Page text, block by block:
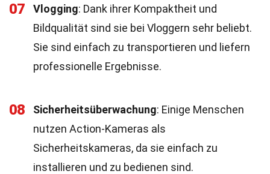
07 Vlogging: Dank ihrer Kompaktheit und
Bildqualität sind sie bei Vloggern sehr beliebt.
Sie sind einfach zu transportieren und liefern
professionelle Ergebnisse.
08 Sicherheitsüberwachung: Einige Menschen
nutzen Action-Kameras als
Sicherheitskameras, da sie einfach zu
installieren und zu bedienen sind.